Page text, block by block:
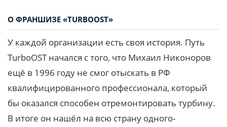
О ФРАНШИЗЕ «TURBOOST»
У каждой организации есть своя история. Путь
TurboOST начался с того, что Михаил Никоноров
ещё в 1996 году не смог отыскать в РФ
квалифицированного профессионала, который
бы оказался способен отремонтировать турбину.
В итоге он нашёл на всю страну одного-